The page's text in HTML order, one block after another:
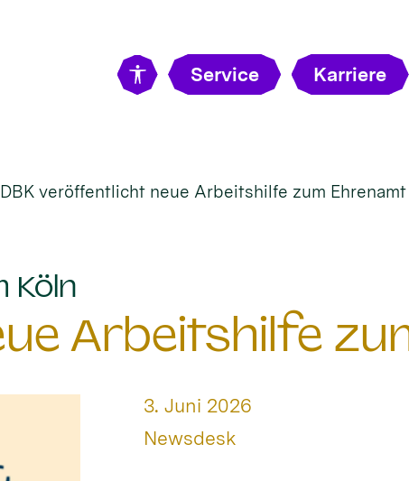
Service Karriere
DBK veröffentlicht neue Arbeitshilfe zum Ehrenamt
Köln
Arbeitshilfe
Datum:
3. Juni 2026
Von:
Newsdesk